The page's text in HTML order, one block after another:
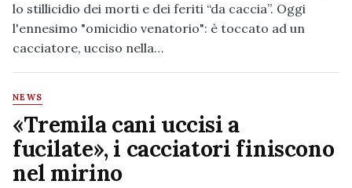
lo stillicidio dei morti e dei feriti “da caccia”. Oggi
l'ennesimo "omicidio venatorio": è toccato ad un
cacciatore, ucciso nella…
NEWS
«Tremila cani uccisi a
fucilate», i cacciatori finiscono
nel mirino